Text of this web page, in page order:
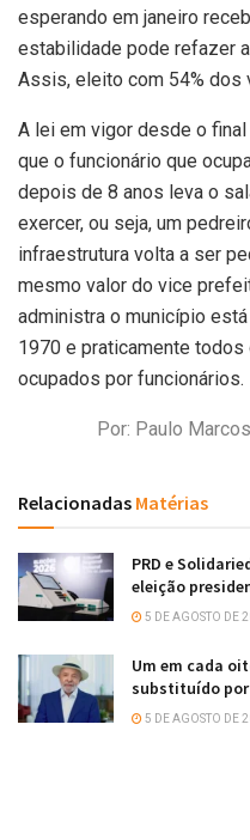
esperando em janeiro
estabilidade pode refazer
Assis, eleito com 54% dos
A lei em vigor desde o
que o funcionário que
depois de 8 anos leva o
exercer, ou seja, um
infraestrutura volta a ser
mesmo valor do vice
administra o município
1970 e praticamente
ocupados por funcionários.
Por: Paulo
Relacionadas Matérias
PRD e
eleição
5 DE AGOSTO DE
Um em cada
substituído por
5 DE AGOSTO DE